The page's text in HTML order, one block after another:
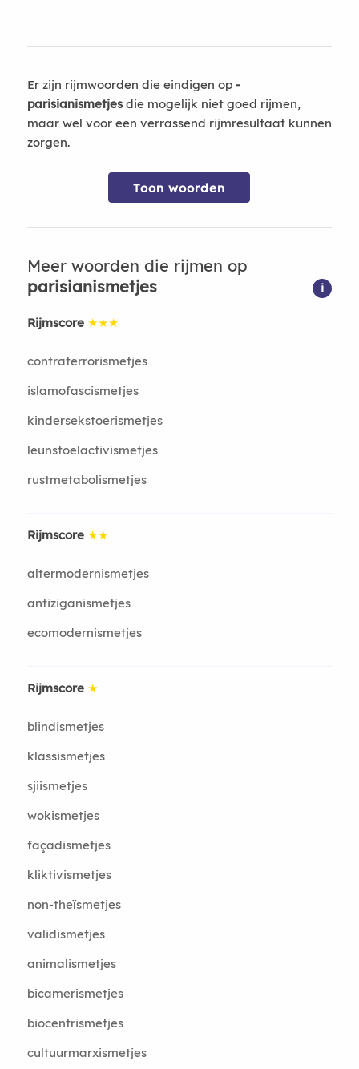
Er zijn rijmwoorden die eindigen op -
parisianismetjesdie mogelijk niet goed rijmen,
maar wel voor een verrassend rijmresultaat kunnen
zorgen.
Toon woorden
Meer woorden die rijmen op
parisianismetjes
i
Rijmscore ★★★
contraterrorismetjes
islamofascismetjes
kindersekstoerismetjes
leunstoelactivismetjes
rustmetabolismetjes
Rijmscore ★★
altermodernismetjes
antiziganismetjes
ecomodernismetjes
Rijmscore ★
blindismetjes
klassismetjes
sjiismetjes
wokismetjes
façadismetjes
kliktivismetjes
non-theïsmetjes
validismetjes
animalismetjes
bicamerismetjes
biocentrismetjes
cultuurmarxismetjes